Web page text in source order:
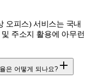
오피스) 서비스는 국내
주소지 활용에 아무런
은 어떻게 되나요?